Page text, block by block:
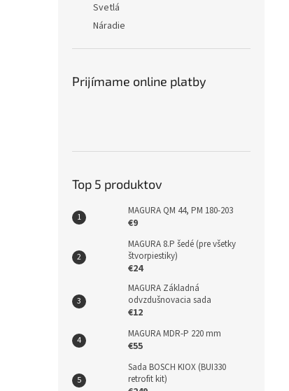
Svetlá
Náradie
Prijímame online platby
Top 5 produktov
MAGURA QM 44, PM 180-203
€9
MAGURA 8.P šedé (pre všetky
štvorpiestiky)
€24
MAGURA Základná
odvzdušnovacia sada
€12
MAGURA MDR-P 220 mm
€55
Sada BOSCH KIOX (BUI330
retrofit kit)